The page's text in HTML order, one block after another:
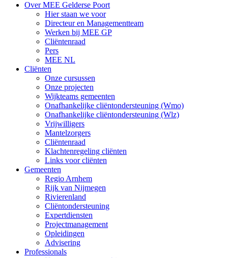
Over MEE Gelderse Poort
Hier staan we voor
Directeur en Managementteam
Werken bij MEE GP
Cliëntenraad
Pers
MEE NL
Cliënten
Onze cursussen
Onze projecten
Wijkteams gemeenten
Onafhankelijke cliëntondersteuning (Wmo)
Onafhankelijke cliëntondersteuning (Wlz)
Vrijwilligers
Mantelzorgers
Cliëntenraad
Klachtenregeling cliënten
Links voor cliënten
Gemeenten
Regio Arnhem
Rijk van Nijmegen
Rivierenland
Cliëntondersteuning
Expertdiensten
Projectmanagement
Opleidingen
Advisering
Professionals